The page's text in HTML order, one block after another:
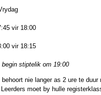
vir 18:00
vir 18:15
begin stiptelik om 19:00
behoort nie langer as 2 ure te
moet by hulle